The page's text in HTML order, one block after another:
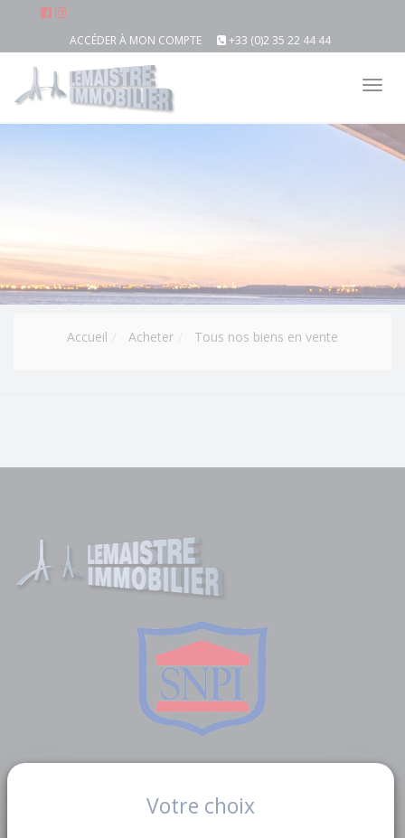
ACCÉDER À MON COMPTE +33 (0)2 35 22 44 44
Accueil Acheter Tous nos biens en vente
Votre choix